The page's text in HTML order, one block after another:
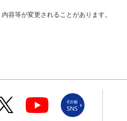
容等が変更されることがあります。